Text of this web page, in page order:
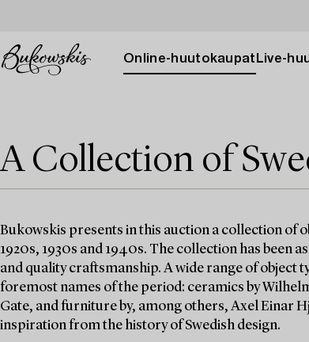
Online-huutokaupat Live-
A Collection of
Bukowskis presents in this auction a collection of
1920s, 1930s and 1940s. The collection has been
and quality craftsmanship. A wide range of object
foremost names of the period: ceramics by
Gate, and furniture by, among others, Axel Einar
inspiration from the history of Swedish design.